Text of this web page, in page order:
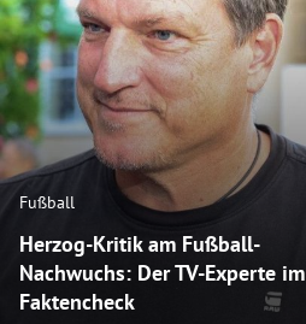
Fußball
Herzog-Kritik am Fußball-
Nachwuchs: Der TV-Experte im
Faktencheck